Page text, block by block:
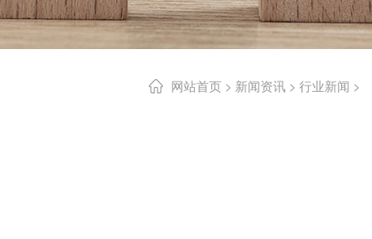
网站首页 > 新闻资讯 > 行业新闻 >